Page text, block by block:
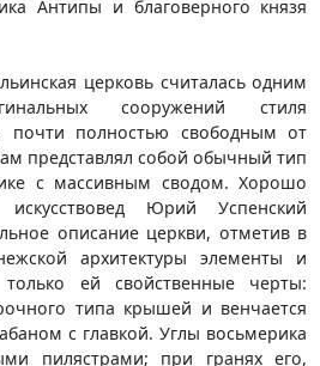
Антипы и благоверного князя
церковь считалась одним
сооружений стиля
почти полностью свободным от
представлял собой обычный тип
с массивным сводом. Хорошо
Юрий Успенский
описание церкви, отметив в
архитектуры элементы и
только ей свойственные черты:
типа крышей и венчается
с главкой. Углы восьмерика
пилястрами; при гранях его,